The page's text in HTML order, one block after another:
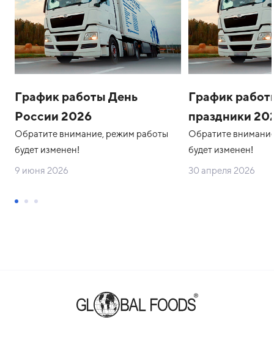
График работы День
России 2026
Обратите внимание, режим работы
будет изменен!
9 июня 2026
График
праздники
Обратите
будет изменен!
30 апреля 2026